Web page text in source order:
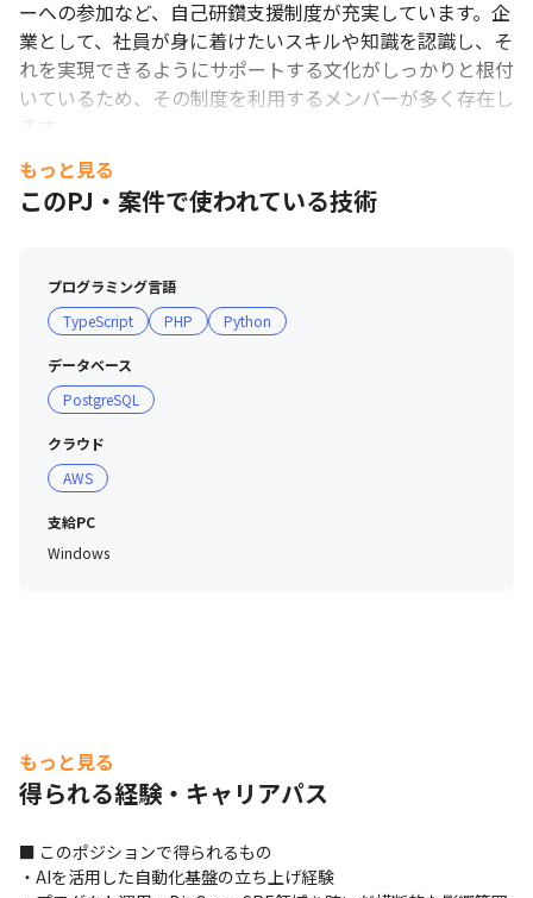
ーへの参加など、自己研鑽支援制度が充実しています。企
業として、社員が身に着けたいスキルや知識を認識し、そ
れを実現できるようにサポートする文化がしっかりと根付
いているため、その制度を利用するメンバーが多く存在し
ます。
もっと見る
このPJ・案件で使われている技術
プログラミング言語
TypeScript
PHP Python
データベース
PostgreSQL
クラウド
AWS
支給PC
Windows
もっと見る
得られる経験・キャリアパス
■ このポジションで得られるもの
・AIを活用した自動化基盤の立ち上げ経験